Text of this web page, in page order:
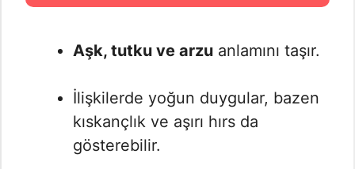
Aşk, tutku ve arzu anlamını taşır.
İlişkilerde yoğun duygular, bazen
kıskançlık ve aşırı hırs da
gösterebilir.